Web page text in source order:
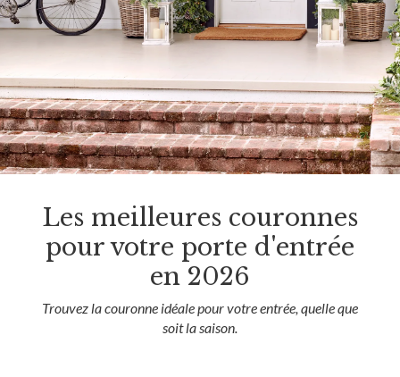
Les meilleures couronnes
pour votre porte d'entrée
en 2026
Trouvez la couronne idéale pour votre entrée, quelle que
soit la saison.